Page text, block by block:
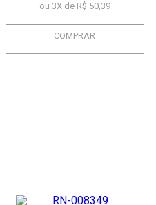
ou 3X de R$ 50,39
COMPRAR